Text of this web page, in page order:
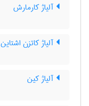
آلیاژ کارمارش
آلیاژ کاتزن اشتاین
آلیاژ کین